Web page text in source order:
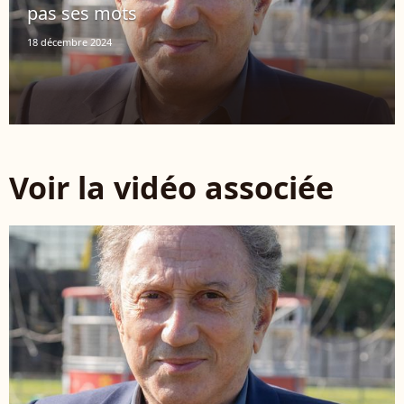
pas ses mots
18 décembre 2024
Voir la vidéo associée